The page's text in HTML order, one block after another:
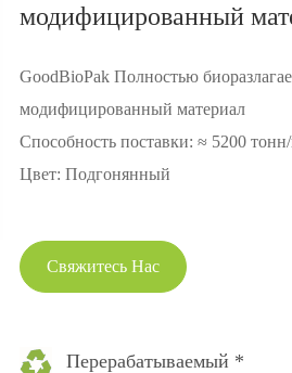
модифицированный
GoodBioPak Полностью
модифицированный материал
Способность поставки: ≈ 5200
Цвет: Подгонянный
Свяжитесь Нас
Перерабатываемый *